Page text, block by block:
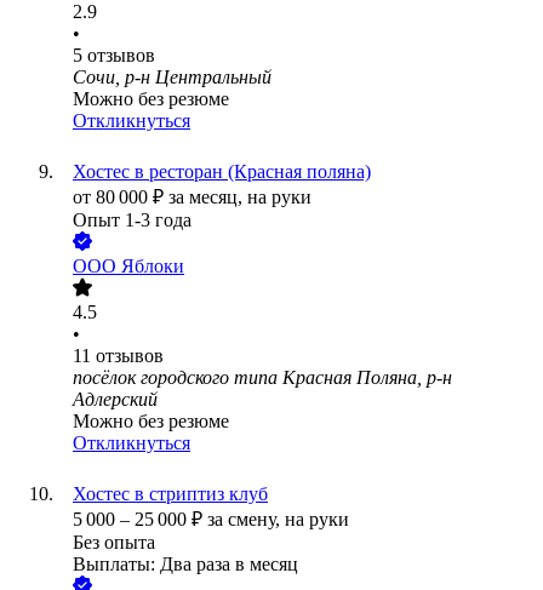
2.9
•
5 отзывов
Сочи, р-н Центральный
Можно без резюме
Откликнуться
Хостес в ресторан (Красная поляна)
от 80 000 ₽ за месяц, на руки
Опыт 1-3 года
ООО Яблоки
4.5
•
11 отзывов
посёлок городского типа Красная Поляна, р-н
Адлерский
Можно без резюме
Откликнуться
Хостес в стриптиз клуб
5 000 – 25 000 ₽ за смену, на руки
Без опыта
Выплаты: Два раза в месяц